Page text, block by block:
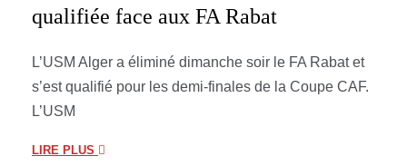
qualifiée face aux FA Rabat
L’USM Alger a éliminé dimanche soir le FA Rabat et
s’est qualifié pour les demi-finales de la Coupe CAF.
L’USM
LIRE PLUS